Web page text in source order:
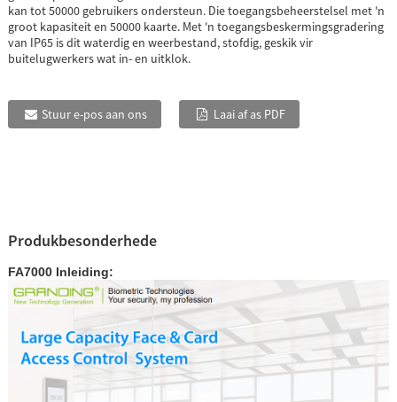
kan tot 50000 gebruikers ondersteun. Die toegangsbeheerstelsel met 'n
groot kapasiteit en 50000 kaarte. Met 'n toegangsbeskermingsgradering
van IP65 is dit waterdig en weerbestand, stofdig, geskik vir
buitelugwerkers wat in- en uitklok.
Stuur e-pos aan ons Laai af as PDF
Produkbesonderhede
FA7000 Inleiding: